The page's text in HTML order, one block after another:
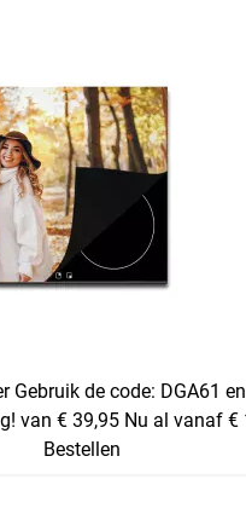
Gebruik de code: DGA61
van € 39,95 Nu al vanaf €
Bestellen